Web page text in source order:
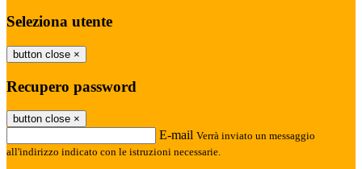
Seleziona utente
button close ×
Recupero password
button close ×
E-mail Verrà inviato un messaggio
all'indirizzo indicato con le istruzioni necessarie.